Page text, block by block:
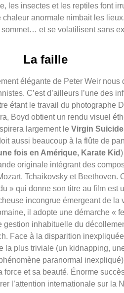
les insectes et les reptiles font
anormale nimbait les
et se volatilisent sans
La faille
élégante de Peter Weir nous
C’est d’ailleurs l’une des
étant le travail du photographe
Boyd obtient un rendu visuel
largement le Virgin
aussi beaucoup à la flûte de
fois en Amérique, Karate Kid
originale intégrant des
Tchaikovsky et Beethoven.
» qui donne son titre au film est
incongrue émergeant de la
il adopte une démarche «
gestion inhabituelle du
Face à la disparition
la plus triviale (un kidnapping,
paranormal
et sa beauté. Énorme
l’attention internationale sur la